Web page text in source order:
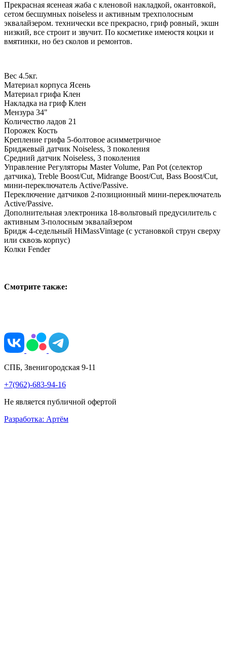
Прекрасная ясенеая жаба с кленовой накладкой, окантовкой,
сетом бесшумных noiseless и активным трехполосным
эквалайзером. технически все прекрасно, гриф ровный, экшн
низкий, все строит и звучит. По косметике имеюстя коцки и
вмятинки, но без сколов и ремонтов.
Вес 4.5кг.
Материал корпуса Ясень
Материал грифа Клен
Накладка на гриф Клен
Мензура 34"
Количество ладов 21
Порожек Кость
Крепление грифа 5-болтовое асимметричное
Бриджевый датчик Noiseless, 3 поколения
Средний датчик Noiseless, 3 поколения
Управление Регуляторы Master Volume, Pan Pot (селектор
датчика), Treble Boost/Cut, Midrange Boost/Cut, Bass Boost/Cut,
мини-переключатель Active/Passive.
Переключение датчиков 2-позиционный мини-переключатель
Active/Passive.
Дополнительная электроника 18-вольтовый предусилитель с
активным 3-полосным эквалайзером
Бридж 4-седельный HiMassVintage (с установкой струн сверху
или сквозь корпус)
Колки Fender
Смотрите также:
СПБ, Звенигородская 9-11
+7(962)-683-94-16
Не является публичной офертой
Разработка: Артём